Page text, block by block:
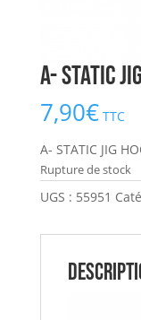
A- STATIC
7,90€ TTC
A- STATIC JIG
Rupture de stock
UGS : 55951